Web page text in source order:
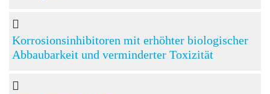
Korrosionsinhibitoren mit erhöhter biologischer
Abbaubarkeit und verminderter Toxizität